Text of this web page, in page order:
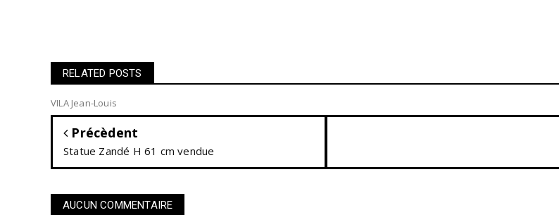
RELATED POSTS
VILA Jean-Louis
Précèdent
Statue Zandé H 61 cm vendue
AUCUN COMMENTAIRE